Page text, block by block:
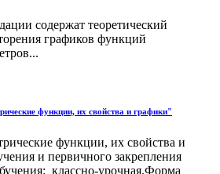
содержат теоретический
графиков функций
функции, их свойства и графики"
функции, их свойства и
и первичного закрепления
классно-урочная.Форма